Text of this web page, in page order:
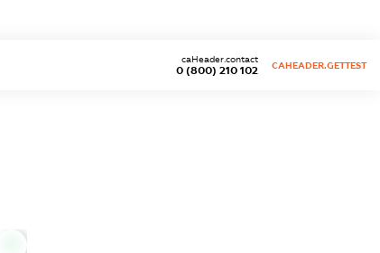
0 (800) 210 102
caHeader.contact
CAHEADER.GETTEST